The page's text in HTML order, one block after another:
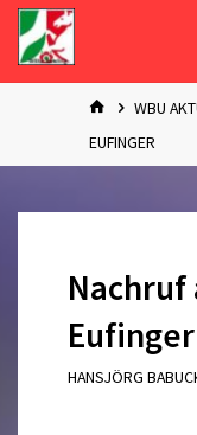
Zum
Inhalt
springen
START
WBU
EUFINGER
Eufinger
HANSJÖRG